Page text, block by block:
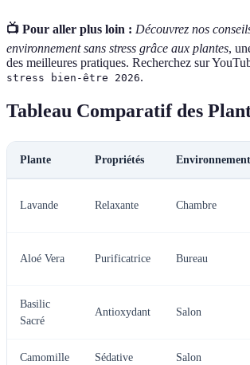
📺 Pour aller plus loin : Découvrez nos
environnement sans stress grâce aux plantes,
des meilleures pratiques. Recherchez sur
stress bien-être 2026.
Tableau Comparatif des
Plante Propriétés
Lavande Relaxante Chambre
Aloé Vera Purificatrice Bureau
Basilic
Sacré
Antioxydant Salon
Camomille Sédative Salon